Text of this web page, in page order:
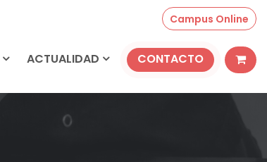
Campus Online
ACTUALIDAD CONTACTO